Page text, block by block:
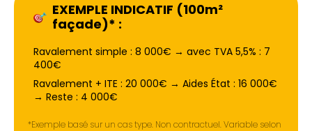
EXEMPLE INDICATIF (100m²
façade)* :
Ravalement simple : 8 000€ → avec TVA 5,5% : 7
400€
Ravalement + ITE : 20 000€ → Aides État : 16 000€
→ Reste : 4 000€
*Exemple basé sur un cas type. Non contractuel. Variable selon